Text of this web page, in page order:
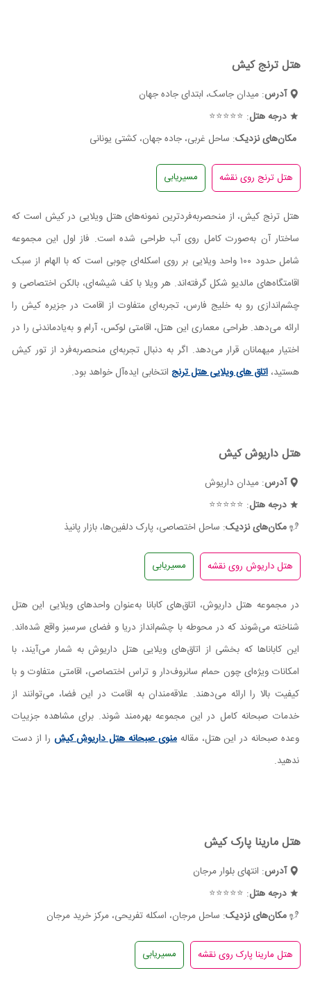
هتل ترنج کیش
آدرس: میدان جاسک، ابتدای جاده جهان
درجه هتل: ⭐⭐⭐⭐⭐
مکان‌های نزدیک: ساحل غربی، جاده جهان، کشتی یونانی
مسیریابی
هتل ترنج کیش، از منحصر‌به‌فردترین نمونه‌های هتل ویلایی در کیش است که
ساختار آن به‌صورت کامل روی آب طراحی شده است. فاز اول این مجموعه
شامل حدود ۱۰۰ واحد ویلایی بر روی اسکله‌ای چوبی است که با الهام از سبک
اقامتگاه‌های مالدیو شکل گرفته‌اند. هر ویلا با کف شیشه‌ای، بالکن اختصاصی و
چشم‌اندازی رو به خلیج فارس، تجربه‌ای متفاوت از اقامت در جزیره کیش را
ارائه می‌دهد. طراحی معماری این هتل، اقامتی لوکس، آرام و به‌یادماندنی را در
اختیار میهمانان قرار می‌دهد. اگر به دنبال تجربه‌ای منحصربه‌فرد از تور کیش
هستید،اتاق های ویلایی هتل ترنج انتخابی ایده‌آل خواهد بود.
هتل داریوش کیش
آدرس: میدان داریوش
درجه هتل: ⭐⭐⭐⭐⭐
مکان‌های نزدیک: ساحل اختصاصی، پارک دلفین‌ها، بازار پانیذ
مسیریابی
در مجموعه هتل داریوش، اتاق‌های کابانا به‌عنوان واحدهای ویلایی این هتل
شناخته می‌شوند که در محوطه با چشم‌انداز دریا و فضای سرسبز واقع شده‌اند.
این کاباناها که بخشی از اتاق‌های ویلایی هتل داریوش به شمار می‌آیند، با
امکانات ویژه‌ای چون حمام سانروف‌دار و تراس اختصاصی، اقامتی متفاوت و با
کیفیت بالا را ارائه می‌دهند. علاقه‌مندان به اقامت در این فضا، می‌توانند از
خدمات صبحانه کامل در این مجموعه بهره‌مند شوند. برای مشاهده جزییات
وعده صبحانه در این هتل، مقالهمنوی صبحانه هتل داریوش کیش را از دست
ندهید.
هتل مارینا پارک کیش
آدرس: انتهای بلوار مرجان
درجه هتل: ⭐⭐⭐⭐⭐
مکان‌های نزدیک: ساحل مرجان، اسکله تفریحی، مرکز خرید مرجان
مسیریابی